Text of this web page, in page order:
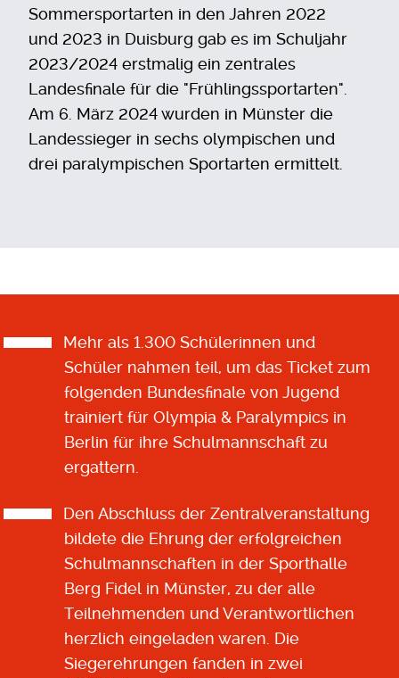
Sommersportarten in den Jahren 2022
und 2023 in Duisburg gab es im Schuljahr
2023/2024 erstmalig ein zentrales
Landesfinale für die "Frühlingssportarten".
Am 6. März 2024 wurden in Münster die
Landessieger in sechs olympischen und
drei paralympischen Sportarten ermittelt.
Mehr als 1.300 Schülerinnen und
Schüler nahmen teil, um das Ticket zum
folgenden Bundesfinale von Jugend
trainiert für Olympia & Paralympics in
Berlin für ihre Schulmannschaft zu
ergattern.
Den Abschluss der Zentralveranstaltung
bildete die Ehrung der erfolgreichen
Schulmannschaften in der Sporthalle
Berg Fidel in Münster, zu der alle
Teilnehmenden und Verantwortlichen
herzlich eingeladen waren. Die
Siegerehrungen fanden in zwei